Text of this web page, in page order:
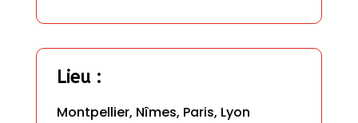
Lieu :
Montpellier, Nîmes, Paris, Lyon